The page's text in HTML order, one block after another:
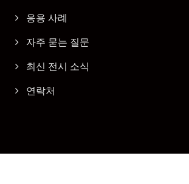
응용 사례
자주 묻는 질문
최신 전시 소식
연락처